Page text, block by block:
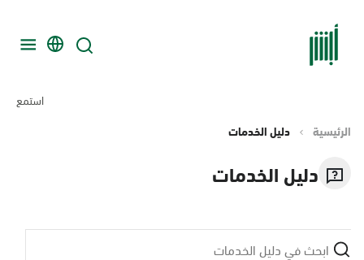
استمع
الرئيسية دليل الخدمات
دليل الخدمات